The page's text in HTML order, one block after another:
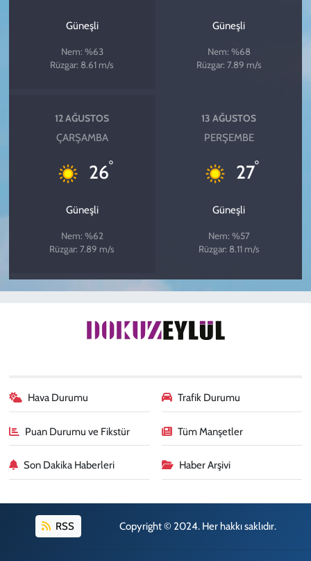
Güneşli
Nem: %63
Rüzgar: 8.61 m/s
Güneşli
Nem: %68
Rüzgar: 7.89 m/s
12 AĞUSTOS
ÇARŞAMBA
26°
Güneşli
Nem: %62
Rüzgar: 7.89 m/s
13 AĞUSTOS
PERŞEMBE
27°
Güneşli
Nem: %57
Rüzgar: 8.11 m/s
Hava Durumu Trafik Durumu
Puan Durumu ve Fikstür Tüm Manşetler
Son Dakika Haberleri Haber Arşivi
RSS Copyright © 2024. Her hakkı saklıdır.